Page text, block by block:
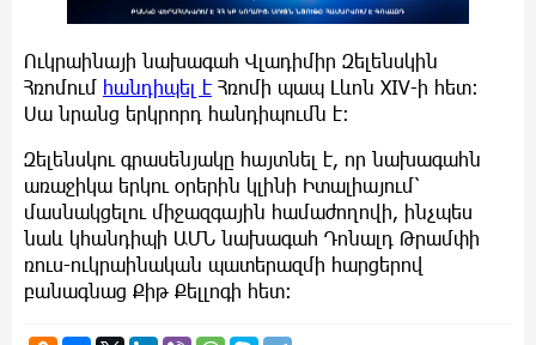
Ուկրաինայի նախագահ Վլադիմիր Զելենսկին
Հռոմում հանդիպել է Հռոմի պապ Լևոն XIV-ի հետ:
Սա նրանց երկրորդ հանդիպումն է:
Զելենսկու գրասենյակը հայտնել է, որ նախագահն
առաջիկա երկու օրերին կլինի Իտալիայում՝
մասնակցելու միջազգային համաժողովի, ինչպես
նաև կհանդիպի ԱՄՆ նախագահ Դոնալդ Թրամփի
ռուս-ուկրաինական պատերազմի հարցերով
բանագնաց Քիթ Քելլոգի հետ: